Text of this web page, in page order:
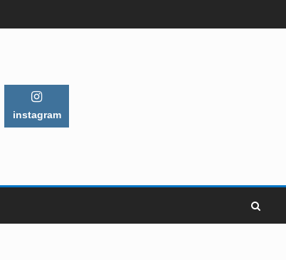
instagram